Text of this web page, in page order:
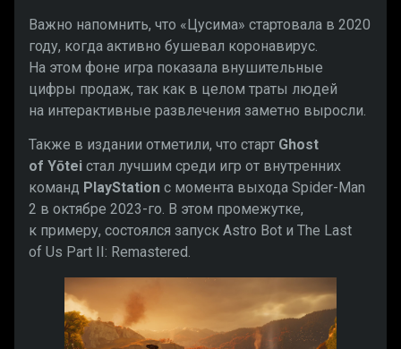
Важно напомнить, что «Цусима» стартовала в 2020
году, когда активно бушевал коронавирус.
На этом фоне игра показала внушительные
цифры продаж, так как в целом траты людей
на интерактивные развлечения заметно выросли.
Также в издании отметили, что старт Ghost
of Yōtei стал лучшим среди игр от внутренних
команд PlayStation с момента выхода Spider-Man
2 в октябре 2023-го. В этом промежутке,
к примеру, состоялся запуск Astro Bot и The Last
of Us Part II: Remastered.